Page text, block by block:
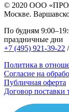
© 2020 ООО
Москве.
По будням
праздничные дни
+7 (495) 921-39-22 /
Политика в
Согласие на
Публичная оферта
Договор поставки